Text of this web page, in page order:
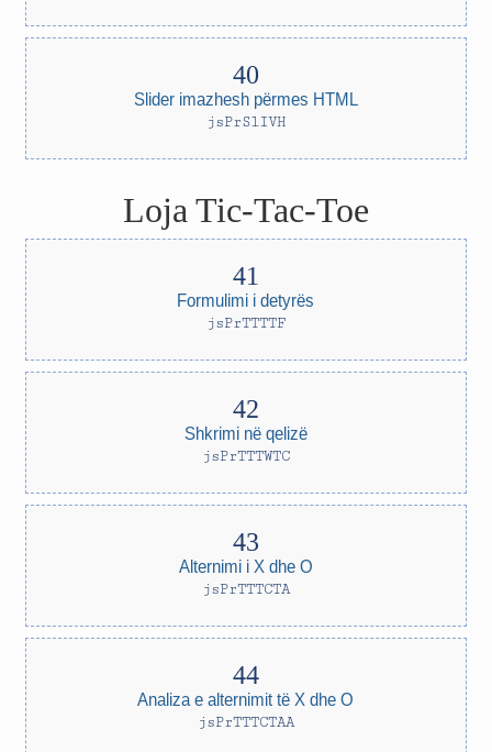
Slider imazhesh përmes HTML
jsPrSlIVH
Loja Tic-Tac-Toe
Formulimi i detyrës
jsPrTTTTF
Shkrimi në qelizë
jsPrTTTWTC
Alternimi i X dhe O
jsPrTTTCTA
Analiza e alternimit të X dhe O
jsPrTTTCTAA